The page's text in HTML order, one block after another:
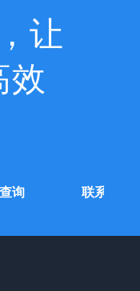
让
效
询 联系我们